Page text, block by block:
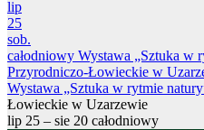
lip
25
sob.
całodniowy Wystawa „Sztuka w
Przyrodniczo-Łowieckie w
Wystawa „Sztuka w rytmie
Łowieckie w Uzarzewie
lip 25 – sie 20 całodniowy